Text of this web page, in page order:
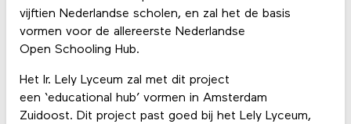
vijftien Nederlandse scholen, en zal het de basis
vormen voor de allereerste Nederlandse
Open Schooling Hub.
Het Ir. Lely Lyceum zal met dit project
een ‘educational hub’ vormen in Amsterdam
Zuidoost. Dit project past goed bij het Lely Lyceum,